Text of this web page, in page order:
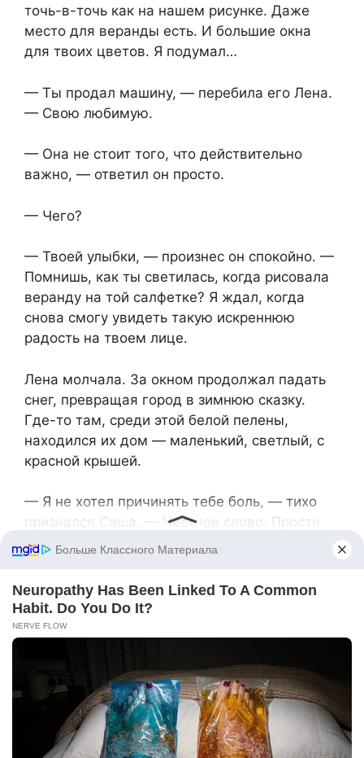
точь-в-точь как на нашем рисунке. Даже
место для веранды есть. И большие окна
для твоих цветов. Я подумал…
— Ты продал машину, — перебила его Лена.
— Свою любимую.
— Она не стоит того, что действительно
важно, — ответил он просто.
— Чего?
— Твоей улыбки, — произнес он спокойно. —
Помнишь, как ты светилась, когда рисовала
веранду на той салфетке? Я ждал, когда
снова смогу увидеть такую искреннюю
радость на твоем лице.
Лена молчала. За окном продолжал падать
снег, превращая город в зимнюю сказку.
Где-то там, среди этой белой пелены,
находился их дом — маленький, светлый, с
красной крышей.
— Я не хотел причинять тебе боль, — тихо
признался Саша. — Честное слово. Прости
меня.
Лена подняла глаза. Перед ней стоял он —
растерянный, виноватый, с волосами,
влажными от снега. Тот самый человек,
— Покажешь мне? — спросила она едва
слышно.
— Что?